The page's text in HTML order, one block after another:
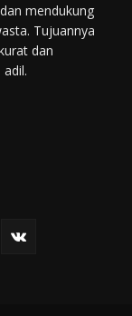
mendukung
Tujuannya
dan